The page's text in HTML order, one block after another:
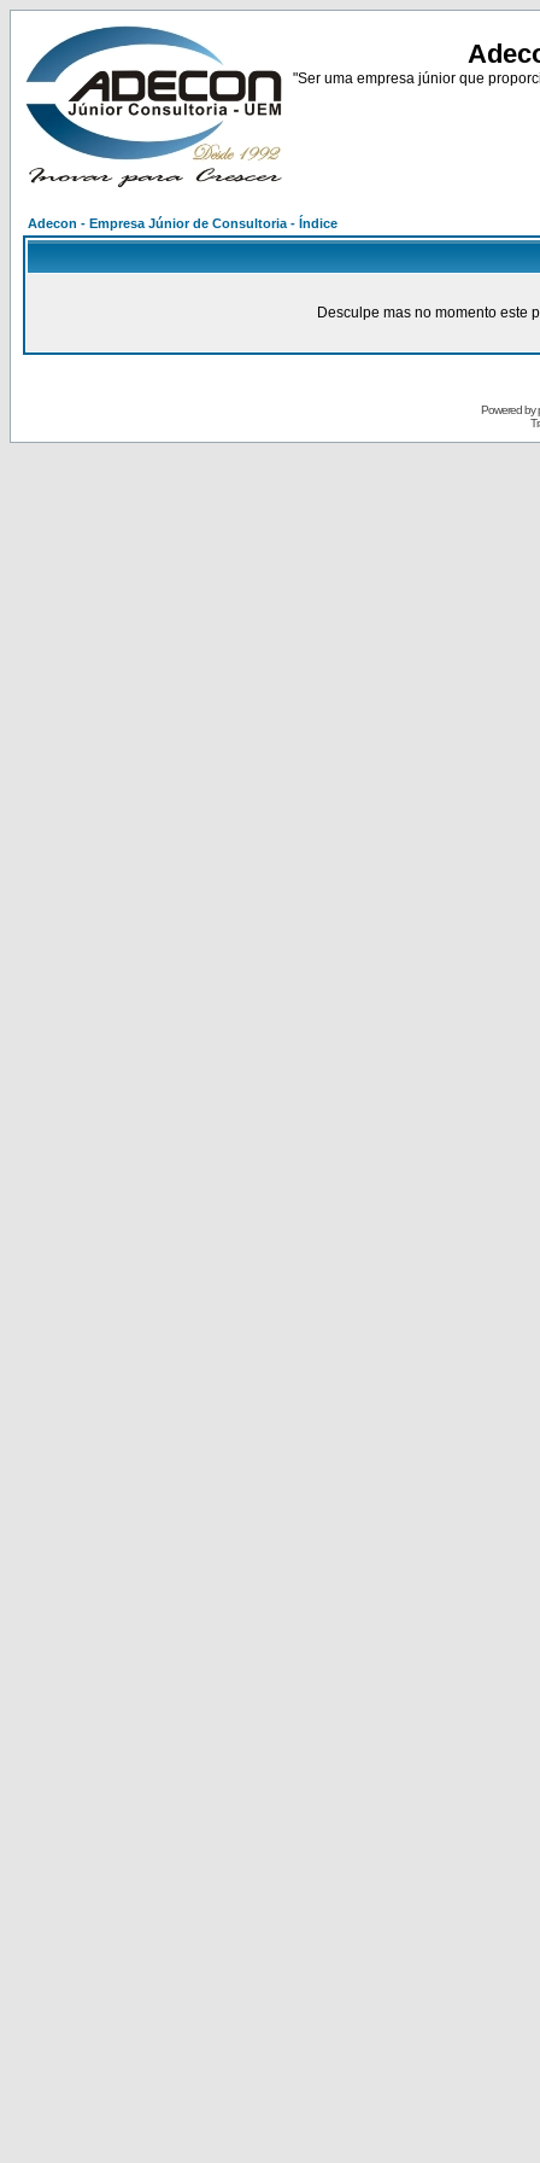
"Ser uma empresa júnior que
Adecon - Empresa Júnior de Consultoria - Índice
Desculpe mas no momento este
Powered by